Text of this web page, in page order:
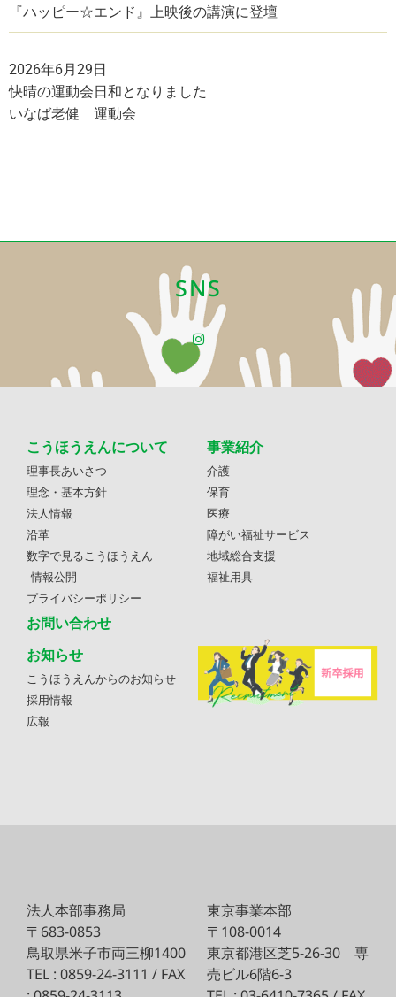
『ハッピー☆エンド』上映後の講演に登壇
2026年6月29日
快晴の運動会日和となりました
いなば老健 運動会
SNS
こうほうえんについて
理事長あいさつ
理念・基本方針
法人情報
沿革
数字で見るこうほうえん
情報公開
プライバシーポリシー
お問い合わせ
事業紹介
介護
保育
医療
障がい福祉サービス
地域総合支援
福祉用具
お知らせ
こうほうえんからのお知らせ
採用情報
広報
法人本部事務局
〒683-0853
鳥取県米子市両三柳1400
TEL : 0859-24-3111 / FAX
東京事業本部
〒108-0014
東京都港区芝5-26-30 専
売ビル6階6-3